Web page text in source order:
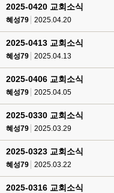
2025-0420 교회소식
혜성79 2025.04.20
2025-0413 교회소식
혜성79 2025.04.13
2025-0406 교회소식
혜성79 2025.04.05
2025-0330 교회소식
혜성79 2025.03.29
2025-0323 교회소식
혜성79 2025.03.22
2025-0316 교회소식